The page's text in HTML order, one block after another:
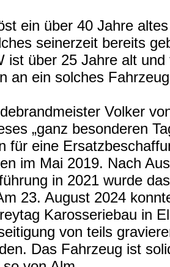
ein über 40 Jahre
seinerzeit bereits
ist über 25 Jahre alt
an ein solches
Volker
„ganz besonderen
für eine
im Mai 2019. Nach
in 2021 wurde
23. August 2024
Karosseriebau in
von teils
Das Fahrzeug ist